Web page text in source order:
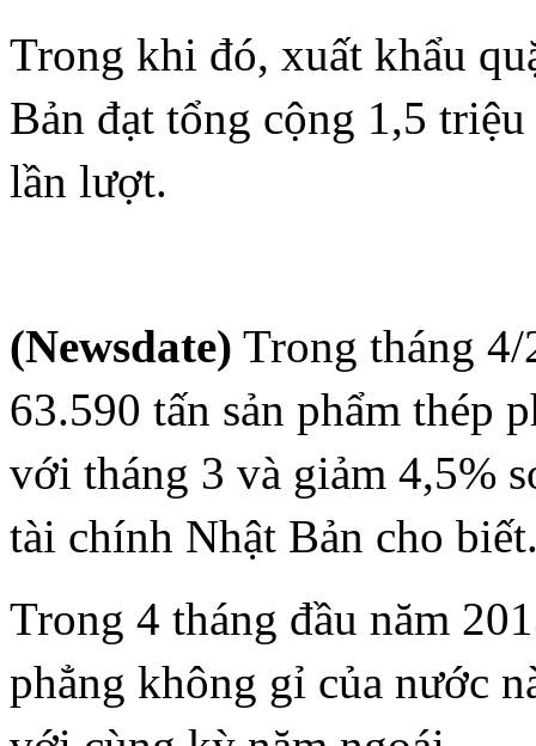
Trong khi đó, xuất khẩu
Bản đạt tổng cộng 1,5
lần lượt.
(Newsdate) Trong tháng
63.590 tấn sản phẩm thép
với tháng 3 và giảm 4,5%
tài chính Nhật Bản cho
Trong 4 tháng đầu năm
phẳng không gỉ của nước